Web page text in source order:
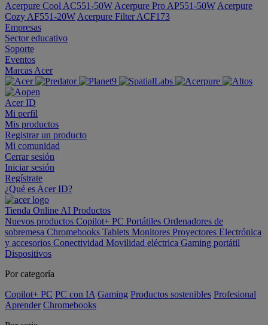
Acerpure Cool AC551-50W Acerpure Pro AP551-50W Acerpure
Cozy AF551-20W Acerpure Filter ACF173
Empresas
Sector educativo
Soporte
Eventos
Marcas Acer
Acer ID
Mi perfil
Mis productos
Registrar un producto
Mi comunidad
Cerrar sesión
Iniciar sesión
Regístrate
¿Qué es Acer ID?
Tienda Online AI Productos
Nuevos productos Copilot+ PC Portátiles Ordenadores de
sobremesa Chromebooks Tablets Monitores Proyectores Electrónica
y accesorios Conectividad Movilidad eléctrica Gaming portátil
Dispositivos
Por categoría
Copilot+ PC PC con IA Gaming Productos sostenibles Profesional
Aprender Chromebooks